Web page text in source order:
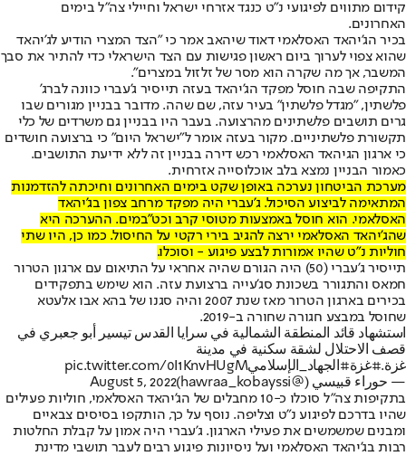
קידום מתווים לפיגועי נ"ט כנגד אזרחי ישראל וחיילי צה"ל בימים
האחרונים.
בכיר הג'יהאד האסלאמי דאוד שיהאב אמר כי "הצד המצרי הודיע לג'יהאד
שהוא צפוי לערוך ביום ראשון פגישות עם הצד הישראלי כדי להתיר את סבך
המשבר, אך מה שקרה הוא מסר של זלזול במצרים".
התקיפה שבה חוסל מפקד הג'יהאד בעזה תייסיר ג'עברי כוונה לברג'
פלשתין, "מגדל פלשתין" בעיר עזה, שם שהה. מדובר בבניין מגורים שבו
גרים תושבים פלשתינים מהרצועה. בעבר היו בבניין גם משרדים של כלי
תקשורת פלשתיניים. מקור בעזה אומר ל"ישראל היום" כי ברצועה חושדים
כי ארגון הגיהאד האסלאמי רכש דירה בבניין זה ללא ידיעת התושבים.
כאמור הבניין נמצא בלב אוכלוסייה אזרחית.
מערכת הביטחון נערכה באופן שקט בימים האחרונים וחיכתה להזדמנות
המתאימה לביצוע הסיכול. ג’עברי היה מפקד מרחב צפון בג'יהאד
האסלאמי. הוא חוסל באמצעות מטוסי קרב וכט"במים. ההערכה היא
שהג'יהאד האסלאמי ירצה להגיב בירי רקטי על החיסול. כמו כן, היו שתי
חוליות נ"ט שהיו אמורות לבצע פיגוע - וסוכלו.
תייסיר ג’עברי (50) היה הגורם שהיה אחראי על התיאום עם ארגון הטרור
חמאס והתגורר בשכונת סג'עייה ברצועת עזה. הוא שימש בתפקידים
בכירים בארגון הטרור מאז שנת 2007 והיה סגנו של בהא אבו אלעטא
שחוסל במבצע חגורה שחורה ב-2019.
استشهاد قائد المنطقة الشمالية في سرايا القدس تيسير أبو جعبري في
قصف الاحتلال لشقة سكنية في مدينة
غزة.#غزة#الجهاد_الإسلاميpic.twitter.com/0I1KnvHUgM
— حوراء قبيسي (@hawraa_kobayssi)
August 5, 2022
בתקיפות צה"ל סוכלו כ-10 מחבלים של הג'יהאד האסלאמי, חוליות פעילים
שהיו בדרכם לפיגוע נ"ט וצליפה. נוסף על כך, הותקפו בסיסים צבאיים
ומבנים שמשמשים את פעילי הארגון. ג'עברי היה אמון על קבלת החלטות
רבות בג'יהאד האסלאמי ועל ניסיונות פיגוע רבים לעבר תושבי מדינת